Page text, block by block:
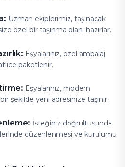
Uzman ekiplerimiz, taşınacak
özel bir taşınma planı hazırlar.
Eşyalarınız, özel ambalaj
paketlenir.
Eşyalarınız, modern
şekilde yeni adresinize taşınır.
İsteğiniz doğrultusunda
düzenlenmesi ve kurulumu